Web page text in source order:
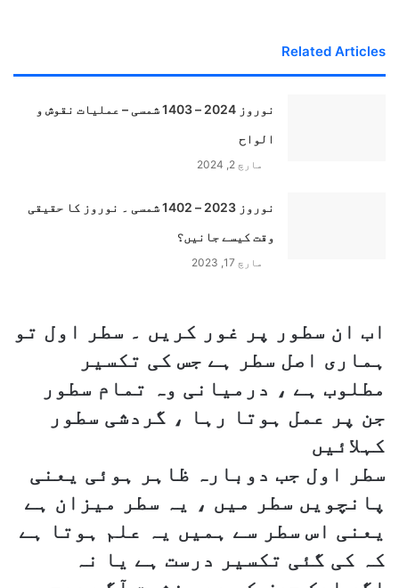
Related Articles
نوروز 2024 – 1403 شمسی – عملیات نقوش و
الواح
مارچ 2, 2024
نوروز 2023 – 1402 شمسی ۔ نوروز کا حقیقی
وقت کیسے جانیں؟
مارچ 17, 2023
اب ان سطور پر غور کریں ۔ سطر اول تو
ہماری اصل سطر ہے جس کی تکسیر
مطلوب ہے ، درمیانی وہ تمام سطور
جن پر عمل ہوتا رہا ، گردشی سطور
کہلائیں
سطر اول جب دوبارہ ظاہر ہوئی یعنی
پانچویں سطر میں ، یہ سطر میزان ہے
یعنی اس سطر سے ہمیں یہ علم ہوتا ہے
کہ کی گئی تکسیر درست ہے یا نہ